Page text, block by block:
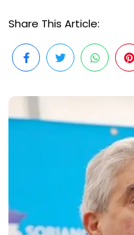
Share This Article: